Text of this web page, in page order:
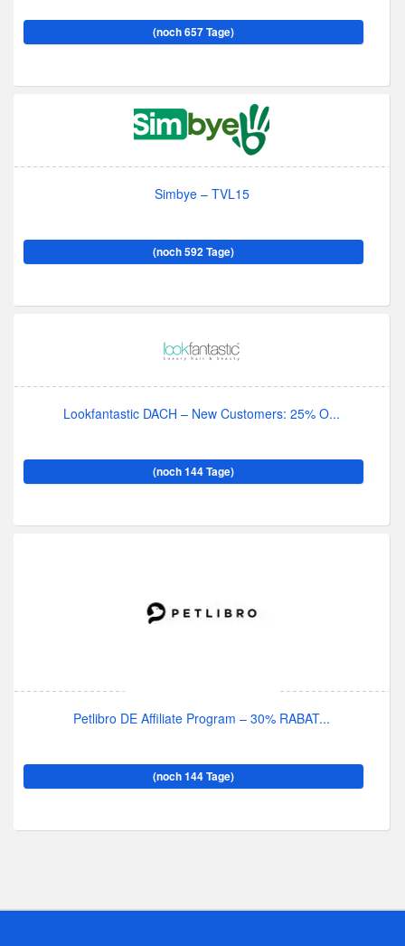
(noch 657 Tage)
Simbye – TVL15
(noch 592 Tage)
Lookfantastic DACH – New Customers: 25% O...
(noch 144 Tage)
Petlibro DE Affiliate Program – 30% RABAT...
(noch 144 Tage)